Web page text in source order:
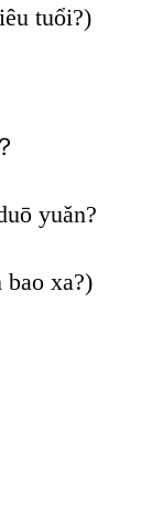
tuổi?)
yuǎn?
bao xa?)